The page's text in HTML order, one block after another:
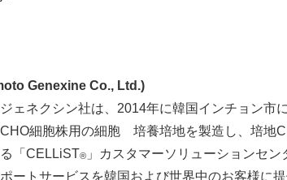
Genexine Co., Ltd.)
ェネクシン社は、 2014年に韓国インチョン市に
CHO細胞株用の細胞 培養培地を製造し、培地
「 CELLiST® 」カスタマーソリューションセン
ートサービスを韓国および世界中のお客様に提